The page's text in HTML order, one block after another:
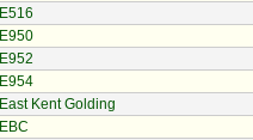
E516
E950
E952
E954
East Kent Golding
EBC